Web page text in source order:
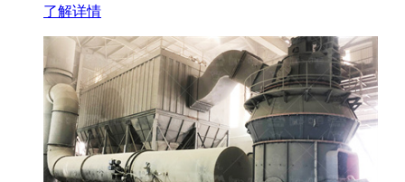
了解详情